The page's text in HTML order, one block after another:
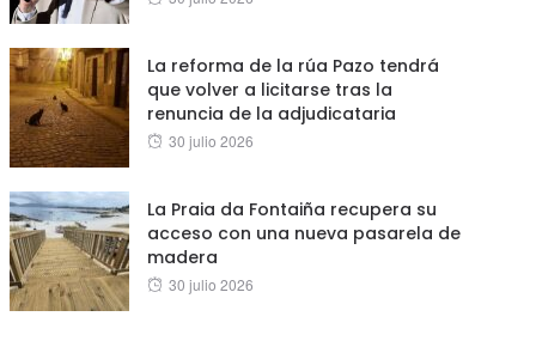
La reforma de la rúa Pazo tendrá
que volver a licitarse tras la
renuncia de la adjudicataria
Posted
30 julio 2026
La Praia da Fontaiña recupera su
acceso con una nueva pasarela de
madera
Posted
30 julio 2026